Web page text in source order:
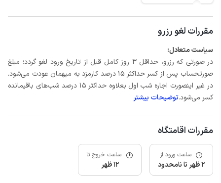
مقررات لغو رزرو
سیاست متعادل:
در صورتی که رزرو، حداقل 3 روز کامل قبل از تاریخ ورود لغو گردد؛ مبلغ
صورتحساب پس از کسر حداکثر 15 درصد کارمزد به میهمان عودت می‌شود.
در غیر اینصورت اجاره شب اول بعلاوه حداکثر 15 درصد شب‌های باقیمانده
کسر می‌شود.توضیحات بیشتر
مقررات اقامتگاه
ساعت ورود از
2 ظهر تا نامحدود
ساعت خروج تا
12 ظهر